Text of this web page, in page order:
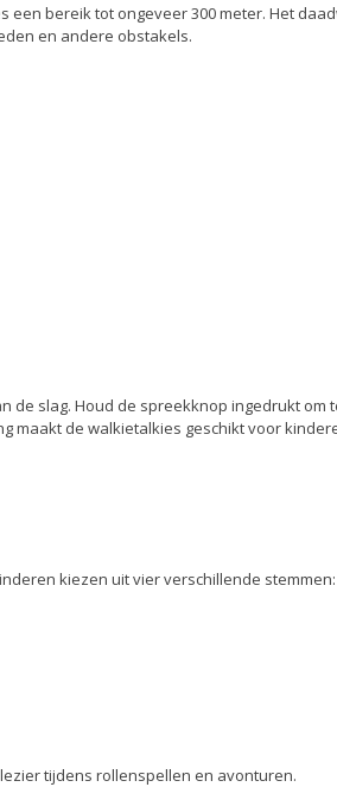
een bereik tot ongeveer 300 meter. Het
en andere obstakels.
de slag. Houd de spreekknop ingedrukt om
maakt de walkietalkies geschikt voor
kiezen uit vier verschillende stemmen:
tijdens rollenspellen en avonturen.